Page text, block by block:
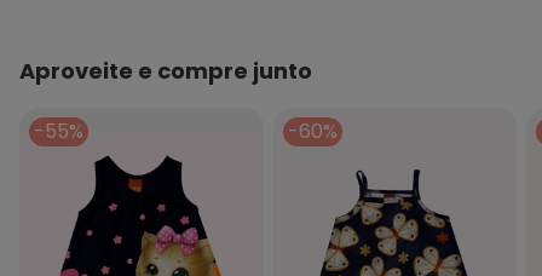
Aproveite e compre junto
-55% -60%